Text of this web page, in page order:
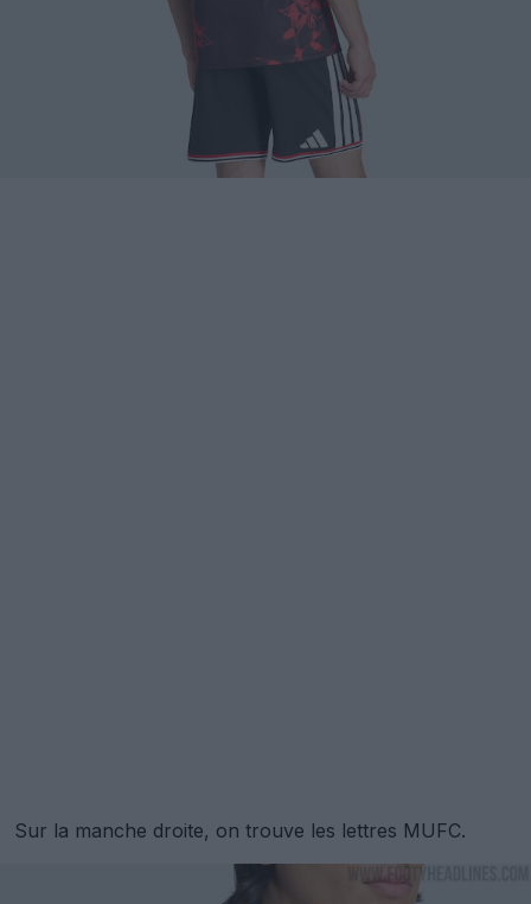
Sur la manche droite, on trouve les lettres MUFC.